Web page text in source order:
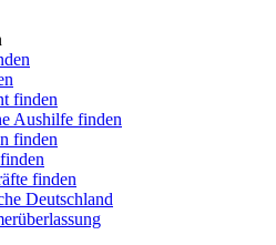
finden
Aushilfe finden
finden
finden
Deutschland